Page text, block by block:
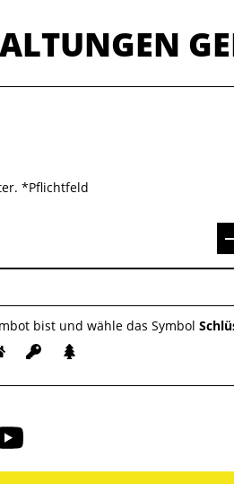
*Pflichtfeld
bist und wähle das Symbol